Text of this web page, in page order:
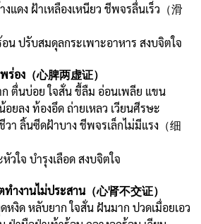
แดง ฝ้าเหลืองเหนียว ชีพจรลื่นเร็ว（滑
น ปรับสมดุลกระเพาะอาหาร สงบจิตใจ
อง（心脾两虚证）
ตื่นบ่อย ใจสั่น ขี้ลืม อ่อนเพลีย แขน
ยลง ท้องอึด ถ่ายเหลว เวียนศีรษะ
า ลิ้นซีดฝ้าบาง ชีพจรเล็กไม่มีแรง（细
วใจ บำรุงเลือด สงบจิตใจ
ำงานไม่ประสาน（心肾不交证）
หงิด หลับยาก ใจสั่น ฝันมาก ปวดเมื่อยเอว